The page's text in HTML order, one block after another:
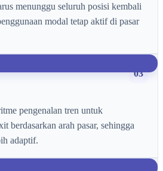
menunggu seluruh posisi kembali
modal tetap aktif di pasar
03
pengenalan tren untuk
berdasarkan arah pasar, sehingga
adaptif.